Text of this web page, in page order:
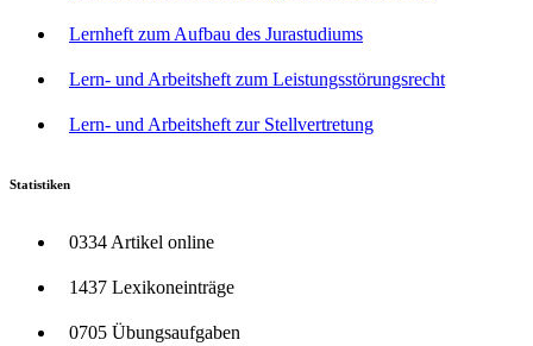
Lernheft zum Aufbau des Jurastudiums
Lern- und Arbeitsheft zum Leistungsstörungsrecht
Lern- und Arbeitsheft zur Stellvertretung
Statistiken
0334 Artikel online
1437 Lexikoneinträge
0705 Übungsaufgaben